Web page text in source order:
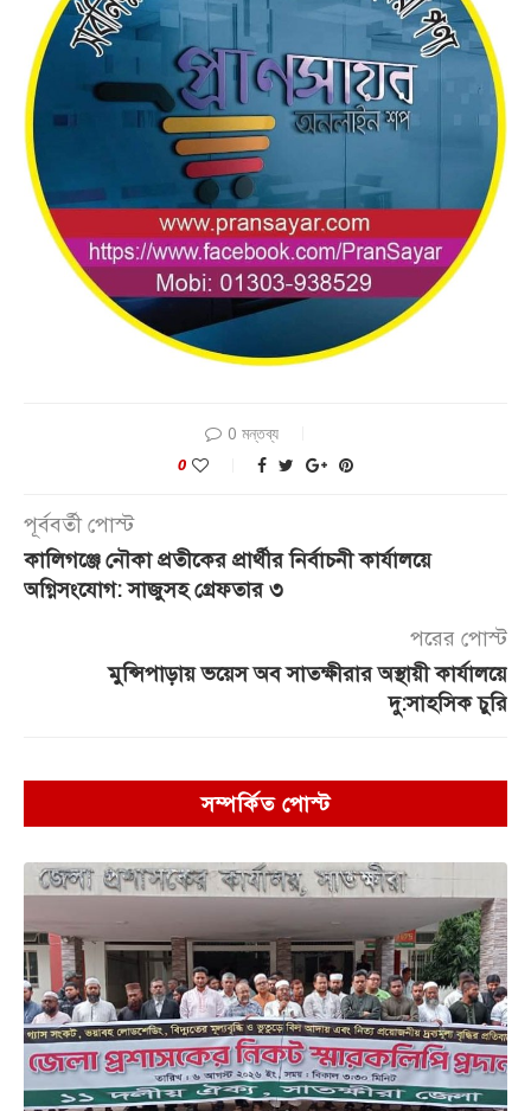
0 মন্তব্য
0
পূর্ববর্তী পোস্ট
কালিগঞ্জে নৌকা প্রতীকের প্রার্থীর নির্বাচনী কার্যালয়ে
অগ্নিসংযোগ: সাজুসহ গ্রেফতার ৩
পরের পোস্ট
মুন্সিপাড়ায় ভয়েস অব সাতক্ষীরার অস্থায়ী কার্যালয়ে
দু:সাহসিক চুরি
সম্পর্কিত পোস্ট